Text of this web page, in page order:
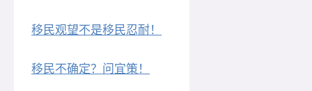
移民观望不是移民忍耐！
移民不确定？问宜策！